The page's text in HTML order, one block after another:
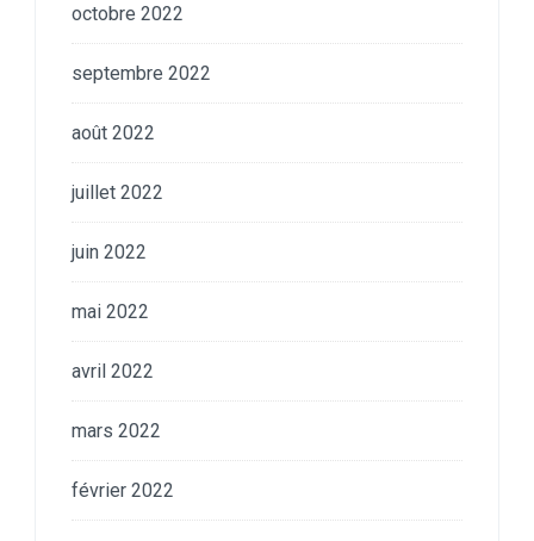
octobre 2022
septembre 2022
août 2022
juillet 2022
juin 2022
mai 2022
avril 2022
mars 2022
février 2022